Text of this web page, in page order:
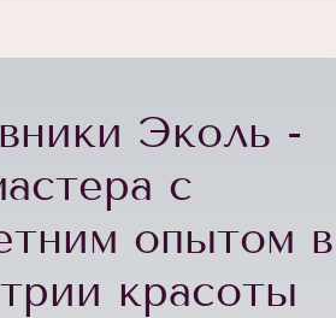
Эколь -
с
опытом в
красоты